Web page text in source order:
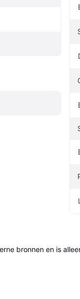
bronnen en is